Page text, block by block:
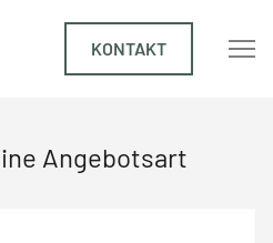
KONTAKT
Angebotsart